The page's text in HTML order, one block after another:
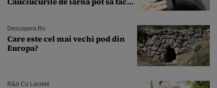
Descopera.ro
Care este cel mai vechi pod din
Europa?
Râzi Cu Lacrimi